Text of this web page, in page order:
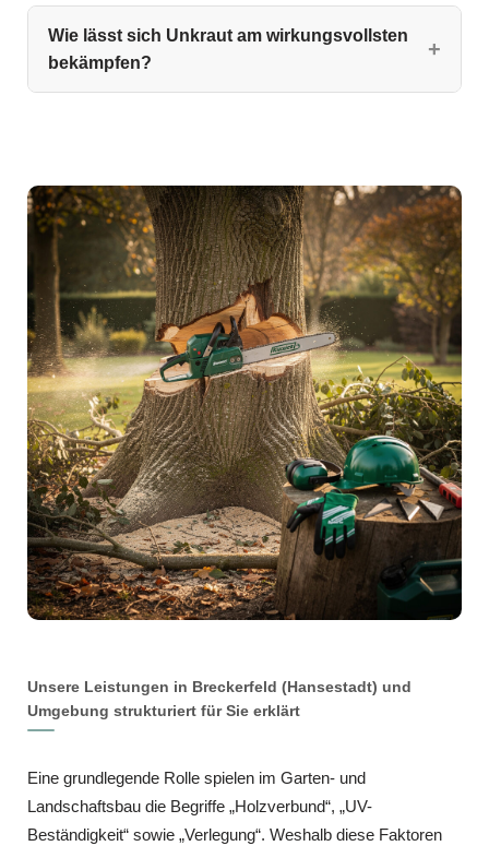
Wie lässt sich Unkraut am wirkungsvollsten
bekämpfen?
Unsere Leistungen in Breckerfeld (Hansestadt) und
Umgebung strukturiert für Sie erklärt
Eine grundlegende Rolle spielen im Garten- und
Landschaftsbau die Begriffe „Holzverbund“, „UV-
Beständigkeit“ sowie „Verlegung“. Weshalb diese Faktoren